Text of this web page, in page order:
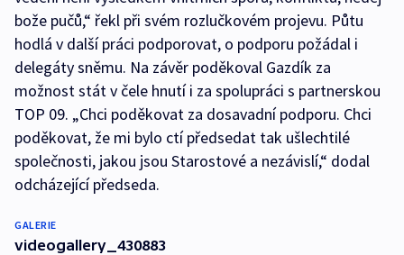
bože pučů,“ řekl při svém rozlučkovém projevu. Půtu
hodlá v další práci podporovat, o podporu požádal i
delegáty sněmu. Na závěr poděkoval Gazdík za
možnost stát v čele hnutí i za spolupráci s partnerskou
TOP 09. „Chci poděkovat za dosavadní podporu. Chci
poděkovat, že mi bylo ctí předsedat tak ušlechtilé
společnosti, jakou jsou Starostové a nezávislí,“ dodal
odcházející předseda.
GALERIE
videogallery_430883